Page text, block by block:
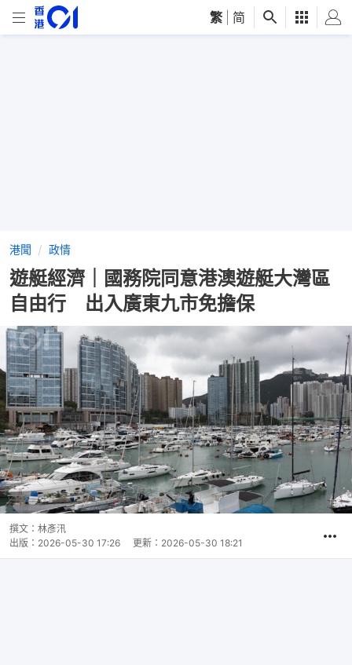
繁 简
港聞 政情
遊艇經濟｜國務院同意港澳遊艇大灣區
自由行 出入廣東九市免擔保
撰文： 林彥汛
出版： 2026-05-30 17:26 更新： 2026-05-30 18:21